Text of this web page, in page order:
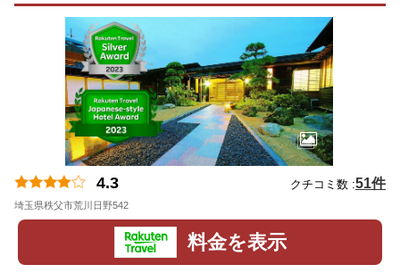
4.3 クチコミ数 :51件
埼玉県秩父市荒川日野542
料金を表示